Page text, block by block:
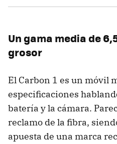
Un gama media de
grosor
El Carbon 1 es un móvil
especificaciones
batería y la cámara.
reclamo de la fibra,
apuesta de una marca